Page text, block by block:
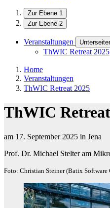
Zur Ebene 1
Zur Ebene 2
Veranstaltungen
ThWIC Retreat 2025
Home
Veranstaltungen
ThWIC Retreat 2025
ThWIC
am 17. September 2025 in Jena
Prof. Dr. Michael Stelter am
Foto: Christian Steiner (Batix Software